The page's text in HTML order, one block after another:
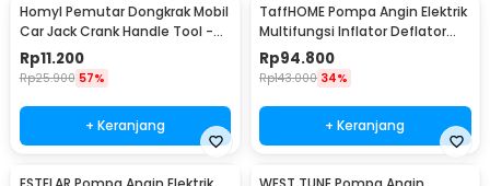
Homyl Pemutar Dongkrak Mobil
Car Jack Crank Handle Tool -
HL-38
Rp11.200
Rp25.900 57%
+ Keranjang
TaffHOME Pompa Angin Elektrik
Multifungsi Inflator Deflator
with LED - 66001 / GR-107C4
Rp94.800
Rp143.000 34%
+ Keranjang